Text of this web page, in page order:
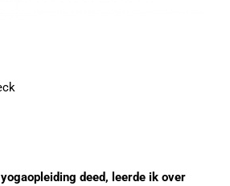
deed, leerde ik over